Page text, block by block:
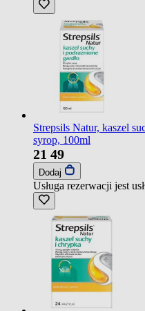
Strepsils Natur, kaszel
syrop, 100ml
21 49
Dodaj
Usługa rezerwacji jest